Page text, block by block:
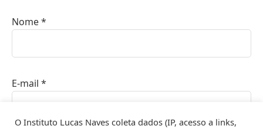
Nome*
E-mail *
O Instituto Lucas Naves coleta dados (IP, acesso a links,